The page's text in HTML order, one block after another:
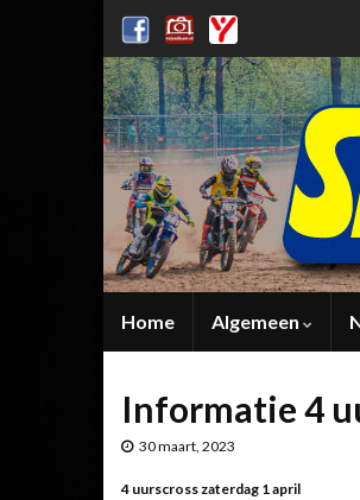
Home Algemeen
Informatie 4
30 maart, 2023
4 uurscross zaterdag 1 april